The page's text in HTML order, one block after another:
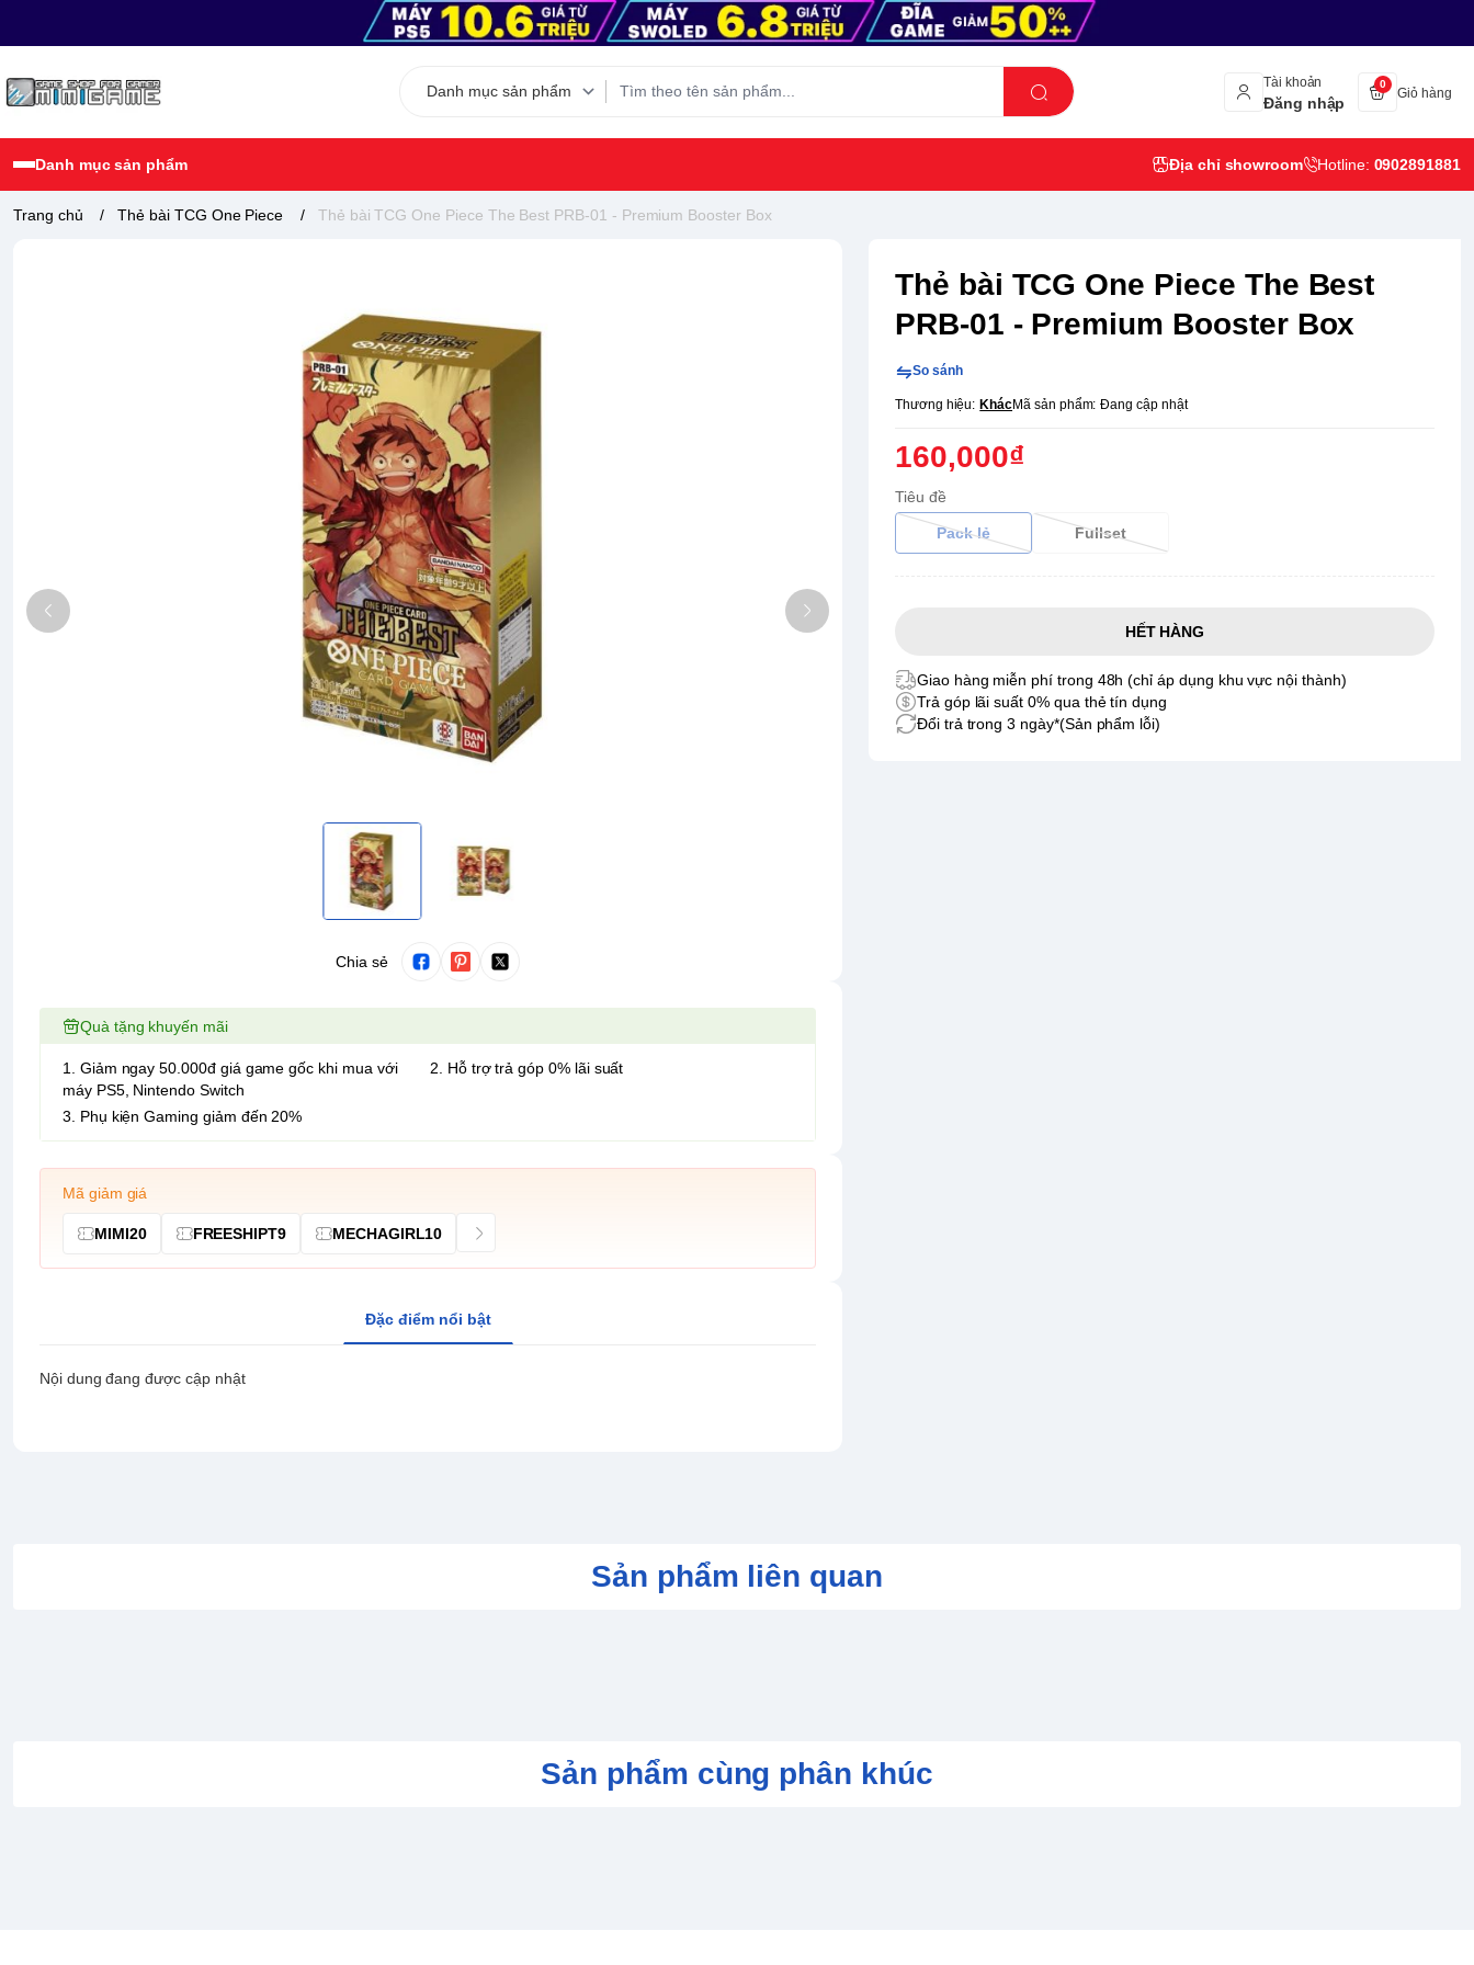
Tài khoản
Đăng nhập
0
Giỏ hàng
Danh mục sản phẩm Địa chỉ showroom Hotline: 0902891881
Trang chủ / Thẻ bài TCG One Piece / Thẻ bài TCG One Piece The Best PRB-01 - Premium Booster Box
Chia sẻ
Thẻ bài TCG One Piece The Best
PRB-01 - Premium Booster Box
So sánh
Thương hiệu: KhácMã sản phẩm: Đang cập nhật
160,000₫
Tiêu đề
Pack lẻ Fullset
HẾT HÀNG
Giao hàng miễn phí trong 48h (chỉ áp dụng khu vực nội thành)
Trả góp lãi suất 0% qua thẻ tín dụng
Đổi trả trong 3 ngày*(Sản phẩm lỗi)
Quà tặng khuyến mãi
1. Giảm ngay 50.000đ giá game gốc khi mua với
máy PS5, Nintendo Switch
2. Hỗ trợ trả góp 0% lãi suất
3. Phụ kiện Gaming giảm đến 20%
Mã giảm giá
MIMI20 FREESHIPT9 MECHAGIRL10
Đặc điểm nổi bật
Nội dung đang được cập nhật
Sản phẩm liên quan
Sản phẩm cùng phân khúc